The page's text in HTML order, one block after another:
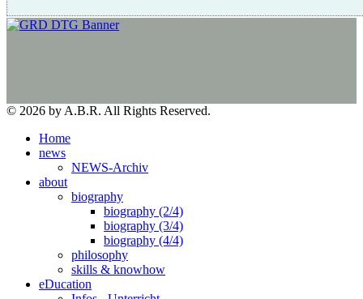
© 2026 by A.B.R. All Rights Reserved.
Home
news
NEWS-Archiv
about
biography
biography (2/4)
biography (3/4)
biography (4/4)
philosophy
skills & knowhow
eDucation